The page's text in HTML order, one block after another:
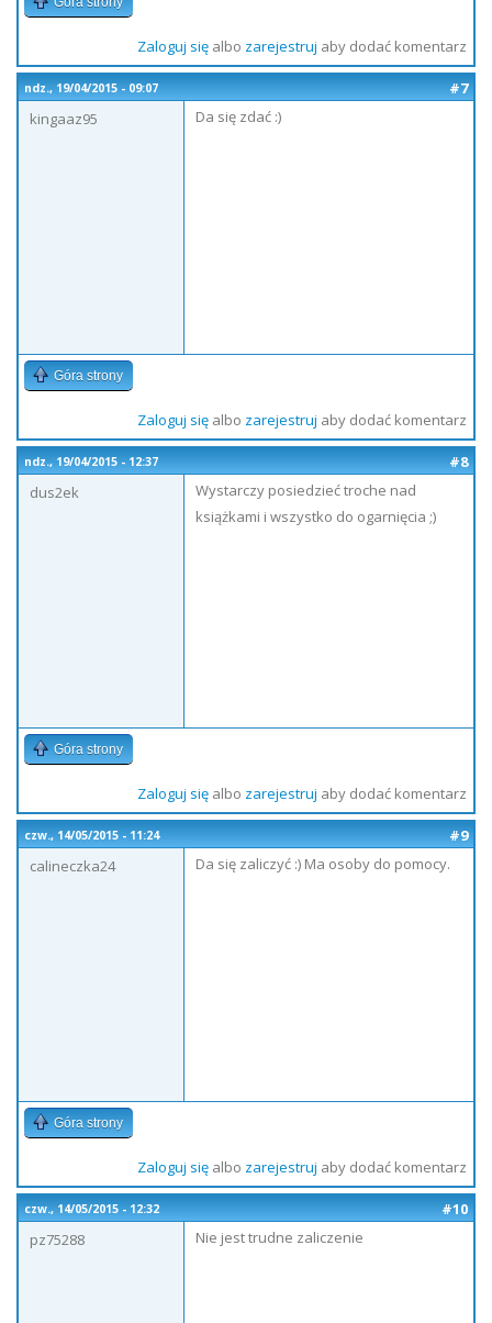
Zaloguj sięalbo zarejestruj aby dodać komentarz
ndz., 19/04/2015 - 09:07
#7
kingaaz95
Da się zdać :)
Góra strony
Zaloguj sięalbo zarejestruj aby dodać komentarz
ndz., 19/04/2015 - 12:37
#8
dus2ek
Wystarczy posiedzieć troche nad
książkami i wszystko do ogarnięcia ;)
Góra strony
Zaloguj sięalbo zarejestruj aby dodać komentarz
czw., 14/05/2015 - 11:24
#9
calineczka24
Da się zaliczyć :) Ma osoby do pomocy.
Góra strony
Zaloguj sięalbo zarejestruj aby dodać komentarz
czw., 14/05/2015 - 12:32
#10
pz75288
Nie jest trudne zaliczenie